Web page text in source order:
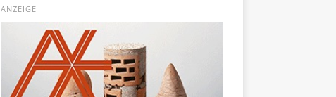
ANZEIGE